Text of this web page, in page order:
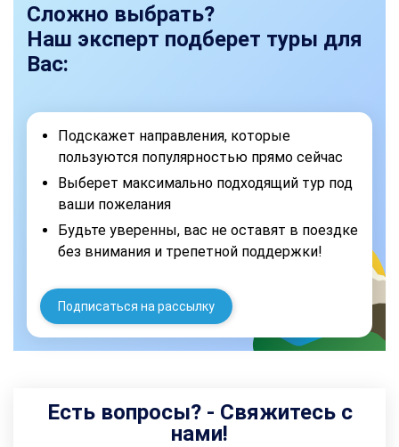
Сложно выбрать?
Наш эксперт подберет туры для
Вас:
Подскажет направления, которые
пользуются популярностью прямо сейчас
Выберет максимально подходящий тур под
ваши пожелания
Будьте уверенны, вас не оставят в поездке
без внимания и трепетной поддержки!
Подписаться на рассылку
Есть вопросы? - Свяжитесь с
нами!